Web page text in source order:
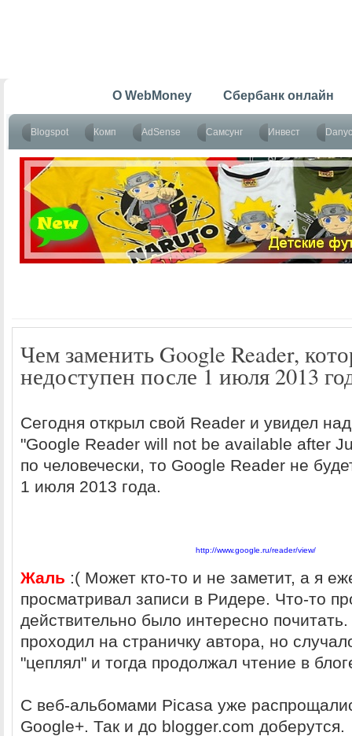
O WebMoney Сбербанк онлайн
Blogspot Комп AdSense Самсунг Инвест
Чем заменить Google Reader,
недоступен после 1 июля 2013
Сегодня открыл свой Reader и увидел
"Google Reader will not be available after
по человечески, то Google Reader не
1 июля 2013 года.
http://www.google.ru/reader/view/
Жаль :( Может кто-то и не заметит, а я
просматривал записи в Ридере. Что-то
действительно было интересно
проходил на страничку автора, но
"цеплял" и тогда продолжал чтение в
С веб-альбомами Picasa уже
Google+. Так и до blogger.com доберутся.